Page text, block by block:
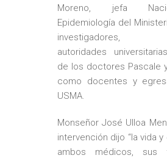
Moreno, jefa
Epidemiología del
investigadores,
autoridades
de los doctores Pascale
como docentes y
USMA.
Monseñor José Ulloa
intervención dijo “la vida
ambos médicos, sus